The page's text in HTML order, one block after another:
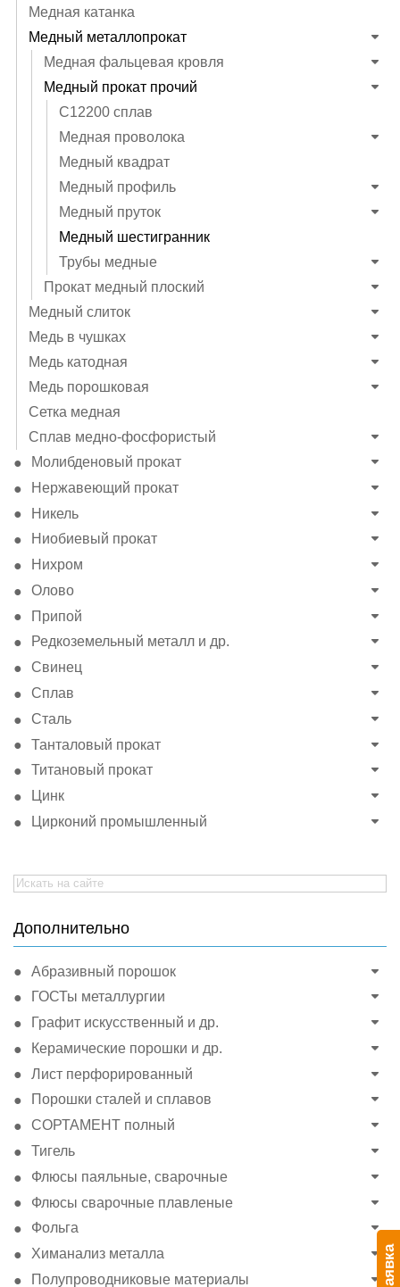
Медная катанка
Медный металлопрокат
Медная фальцевая кровля
Медный прокат прочий
C12200 сплав
Медная проволока
Медный квадрат
Медный профиль
Медный пруток
Медный шестигранник
Трубы медные
Прокат медный плоский
Медный слиток
Медь в чушках
Медь катодная
Медь порошковая
Сетка медная
Сплав медно-фосфористый
Молибденовый прокат
Нержавеющий прокат
Никель
Ниобиевый прокат
Нихром
Олово
Припой
Редкоземельный металл и др.
Свинец
Сплав
Сталь
Танталовый прокат
Титановый прокат
Цинк
Цирконий промышленный
Search
for:
Дополнительно
Абразивный порошок
ГОСТы металлургии
Графит искусственный и др.
Керамические порошки и др.
Лист перфорированный
Порошки сталей и сплавов
СОРТАМЕНТ полный
Тигель
Флюсы паяльные, сварочные
Флюсы сварочные плавленые
Фольга
Химанализ металла
Полупроводниковые материалы
Заявка